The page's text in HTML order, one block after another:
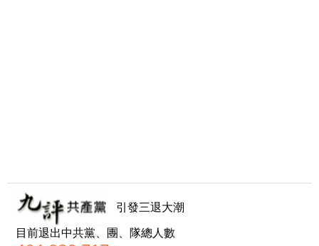
引發三退大潮
目前退出中共黨、團、隊總人數